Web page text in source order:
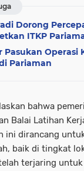
Dorong
ITKP
Pasukan Operasi
Pariaman
bahwa
Balai Latihan
ini dirancang
baik di tingkat
terjaring